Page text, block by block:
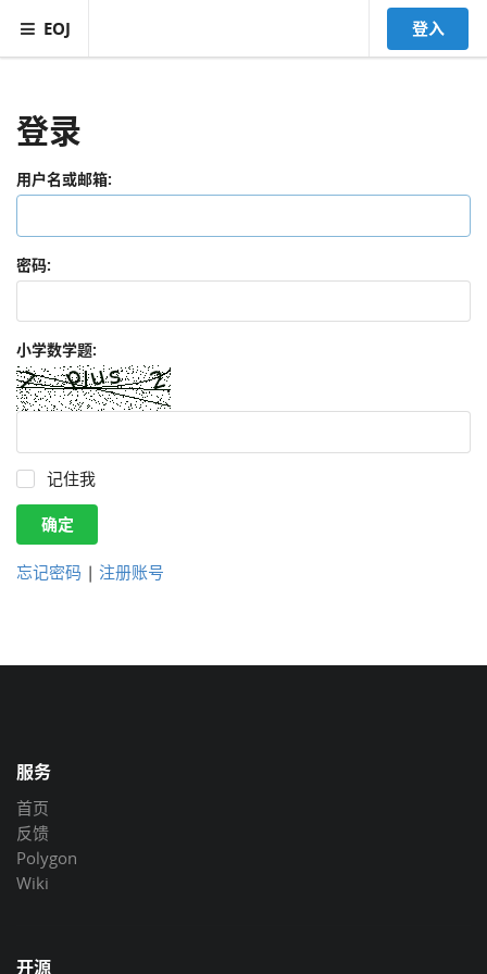
EOJ 登入
登录
用户名或邮箱:
密码:
小学数学题:
记住我
确定
忘记密码 | 注册账号
服务
首页
反馈
Polygon
Wiki
开源